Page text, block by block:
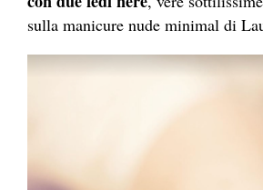
sulla manicure nude minimal di